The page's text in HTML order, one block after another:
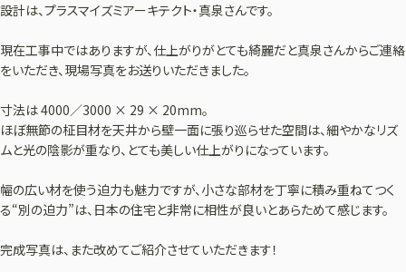
設計は、プラスマイズミアーキテクト・真泉さんです。
現在工事中ではありますが、仕上がりがとても綺麗だと真泉さんからご連絡
をいただき、現場写真をお送りいただきました。
寸法は 4000／3000 × 29 × 20mm。
ほぼ無節の柾目材を天井から壁一面に張り巡らせた空間は、細やかなリズ
ムと光の陰影が重なり、とても美しい仕上がりになっています。
幅の広い材を使う迫力も魅力ですが、小さな部材を丁寧に積み重ねてつく
る“別の迫力”は、日本の住宅と非常に相性が良いとあらためて感じます。
完成写真は、また改めてご紹介させていただきます！